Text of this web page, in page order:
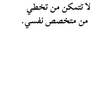
تتمكن من تخطي
من متخصص نفسي.